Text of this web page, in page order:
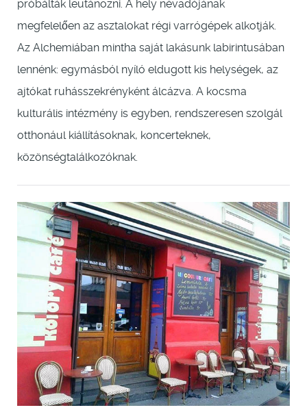
próbálták leutánozni. A hely névadójának
megfelelően az asztalokat régi varrógépek alkotják.
Az Alchemiában mintha saját lakásunk labirintusában
lennénk: egymásból nyíló eldugott kis helységek, az
ajtókat ruhásszekrényként álcázva. A kocsma
kulturális intézmény is egyben, rendszeresen szolgál
otthonául kiállításoknak, koncerteknek,
közönségtalálkozóknak.